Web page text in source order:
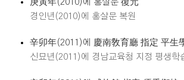
庚寅年(2010)에 홍살문 復元
경인년(2010)에 홍살문 복원
辛卯年(2011)에 慶南敎育廳 指定 平生
신묘년(2011)에 경남교육청 지정 평생학